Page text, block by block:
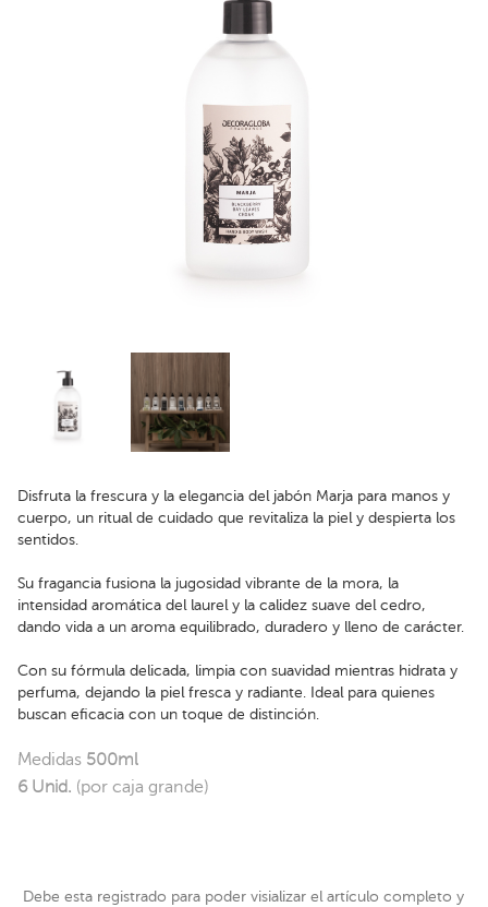
Disfruta la frescura y la elegancia del jabón Marja para manos y
cuerpo, un ritual de cuidado que revitaliza la piel y despierta los
sentidos.
Su fragancia fusiona la jugosidad vibrante de la mora, la
intensidad aromática del laurel y la calidez suave del cedro,
dando vida a un aroma equilibrado, duradero y lleno de carácter.
Con su fórmula delicada, limpia con suavidad mientras hidrata y
perfuma, dejando la piel fresca y radiante. Ideal para quienes
buscan eficacia con un toque de distinción.
Medidas 500ml
6 Unid. (por caja grande)
Debe esta registrado para poder visializar el artículo completo y